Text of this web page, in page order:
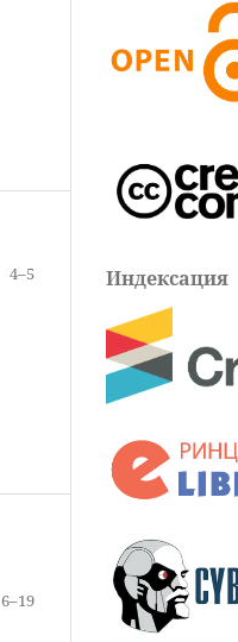
4–5
6–19
Индексация